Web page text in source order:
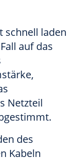
schnell laden
auf das
Netzteil
des
Kabeln